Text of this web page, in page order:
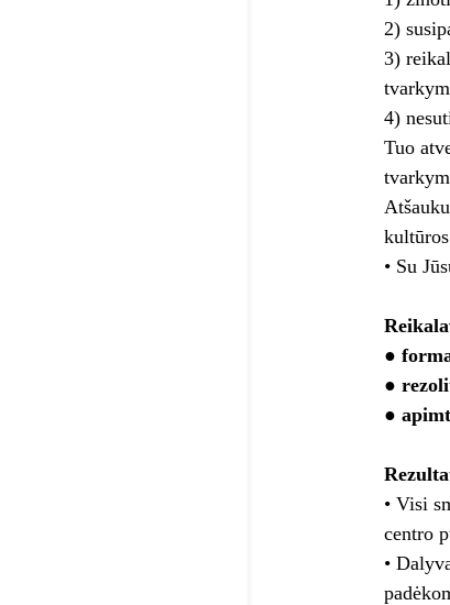
2)
3)
4)
Tuo
• Su
●
●
●
• Visi
centro
•